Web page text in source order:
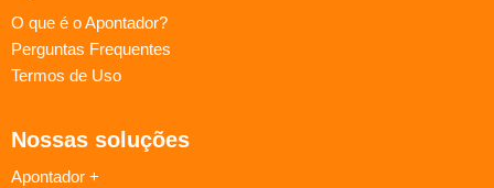
O que é o Apontador?
Perguntas Frequentes
Termos de Uso
Nossas soluções
Apontador +